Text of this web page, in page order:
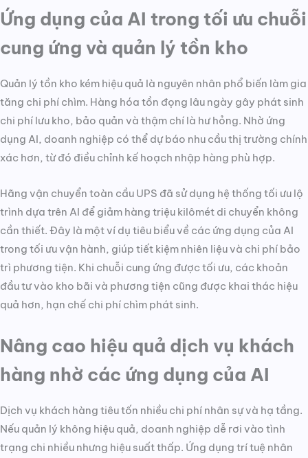
Ứng dụng của AI trong tối ưu chuỗi
cung ứng và quản lý tồn kho
Quản lý tồn kho kém hiệu quả là nguyên nhân phổ biến làm gia
tăng chi phí chìm. Hàng hóa tồn đọng lâu ngày gây phát sinh
chi phí lưu kho, bảo quản và thậm chí là hư hỏng. Nhờ ứng
dụng AI, doanh nghiệp có thể dự báo nhu cầu thị trường chính
xác hơn, từ đó điều chỉnh kế hoạch nhập hàng phù hợp.
Hãng vận chuyển toàn cầu UPS đã sử dụng hệ thống tối ưu lộ
trình dựa trên AI để giảm hàng triệu kilômét di chuyển không
cần thiết. Đây là một ví dụ tiêu biểu về các ứng dụng của AI
trong tối ưu vận hành, giúp tiết kiệm nhiên liệu và chi phí bảo
trì phương tiện. Khi chuỗi cung ứng được tối ưu, các khoản
đầu tư vào kho bãi và phương tiện cũng được khai thác hiệu
quả hơn, hạn chế chi phí chìm phát sinh.
Nâng cao hiệu quả dịch vụ khách
hàng nhờ các ứng dụng của AI
Dịch vụ khách hàng tiêu tốn nhiều chi phí nhân sự và hạ tầng.
Nếu quản lý không hiệu quả, doanh nghiệp dễ rơi vào tình
trạng chi nhiều nhưng hiệu suất thấp. Ứng dụng trí tuệ nhân